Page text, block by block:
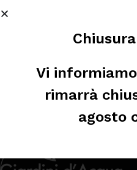
Vi
rimarrà
agosto